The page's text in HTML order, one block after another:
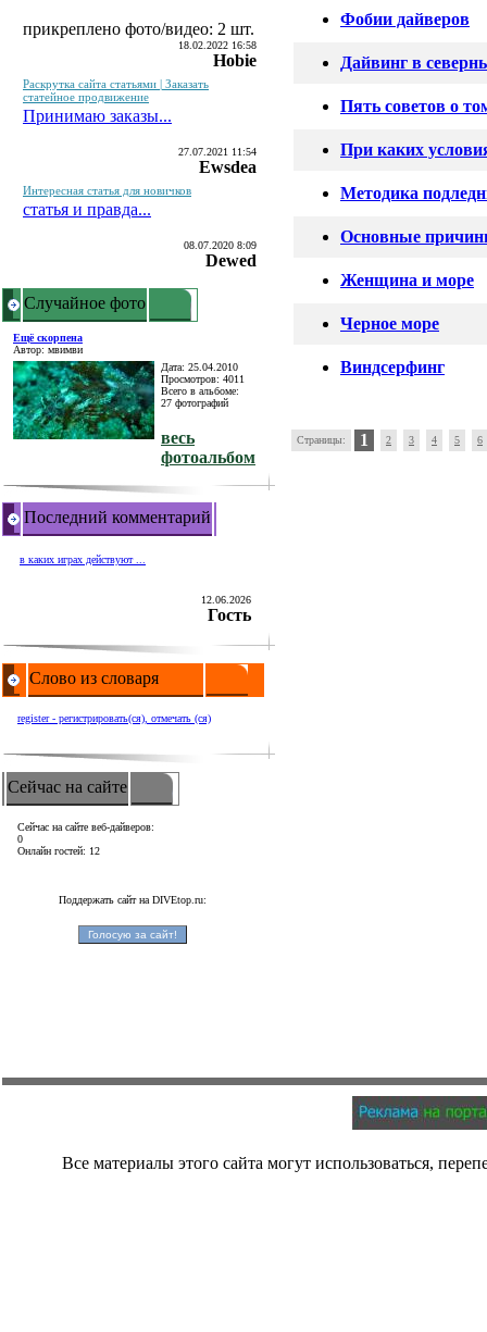
прикреплено фото/видео: 2 шт.
18.02.2022 16:58
Hobie
Раскрутка сайта статьями | Заказать
статейное продвижение
Принимаю заказы...
27.07.2021 11:54
Ewsdea
Интересная статья для новичков
статья и правда...
08.07.2020 8:09
Dewed
Случайное фото
Ещё скорпена
Автор: мвимви
Дата: 25.04.2010
Просмотров: 4011
Всего в альбоме:
27 фотографий
весь
фотоальбом
Последний комментарий
в каких играх действуют ...
12.06.2026
Гость
Слово из словаря
register - регистрировать(ся), отмечать (ся)
Сейчас на сайте
Сейчас на сайте веб-дайверов:
0
Онлайн гостей: 12
Поддержать сайт на DIVEtop.ru:
Фобии дайверов
Дайвинг в
Пять советов о
При каких
Методика
Основные
Женщина и море
Черное море
Виндсерфинг
Страницы: 1 2 3 4 5 6
Все материалы этого сайта могут использоваться,